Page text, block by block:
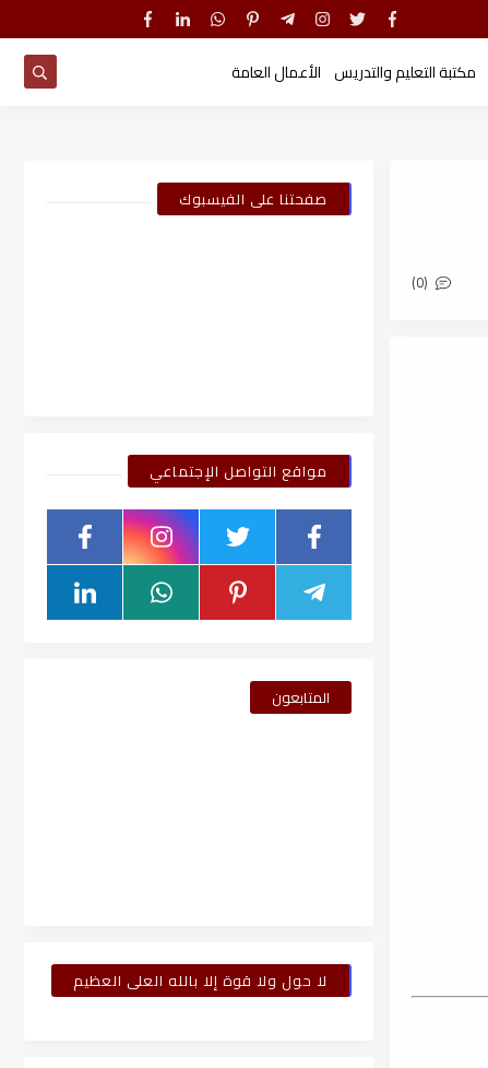
مكتبة التعليم والتدريس الأعمال العامة
(0)
صفحتنا على الفيسبوك
مواقع التواصل الإجتماعي
المتابعون
لا حول ولا قوة إلا بالله العلى العظيم